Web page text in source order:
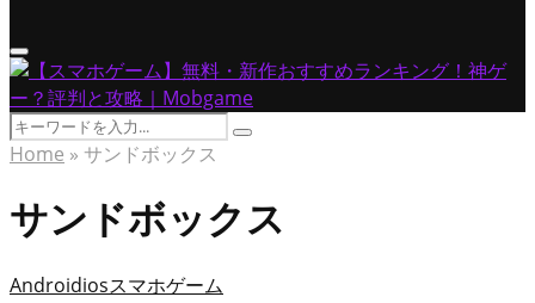
Primary
Menu
Search
for:
Search
Home » サンドボックス
サンドボックス
Androidiosスマホゲーム